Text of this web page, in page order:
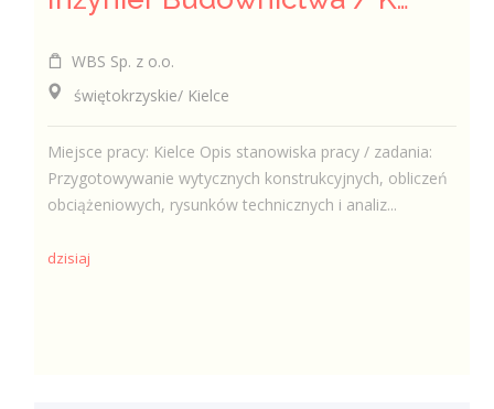
WBS Sp. z o.o.
świętokrzyskie/ Kielce
Miejsce pracy: Kielce Opis stanowiska pracy / zadania:
Przygotowywanie wytycznych konstrukcyjnych, obliczeń
obciążeniowych, rysunków technicznych i analiz...
dzisiaj